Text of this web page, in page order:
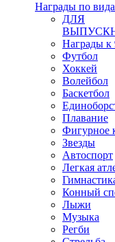
Награды по
ДЛЯ
Награды к
Футбол
Хоккей
Волейбол
Баскетбол
Плавание
Фигурное
Звезды
Автоспорт
Легкая
Конный
Лыжи
Музыка
Регби